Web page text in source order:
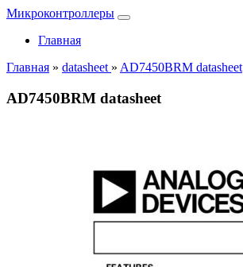
Микроконтроллеры
Главная
Главная » datasheet » AD7450BRM datasheet
AD7450BRM datasheet